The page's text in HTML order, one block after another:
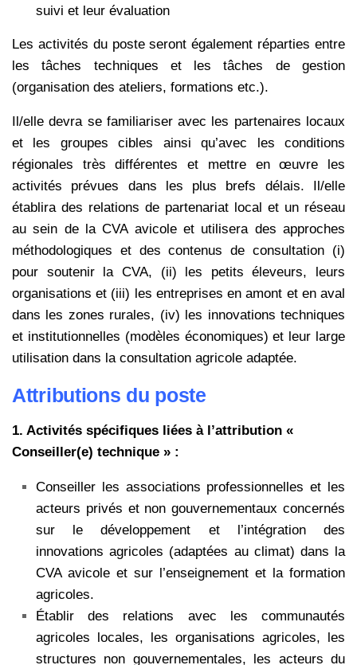
suivi et leur évaluation
Les activités du poste seront également réparties entre
les tâches techniques et les tâches de gestion
(organisation des ateliers, formations etc.).
Il/elle devra se familiariser avec les partenaires locaux
et les groupes cibles ainsi qu’avec les conditions
régionales très différentes et mettre en œuvre les
activités prévues dans les plus brefs délais. Il/elle
établira des relations de partenariat local et un réseau
au sein de la CVA avicole et utilisera des approches
méthodologiques et des contenus de consultation (i)
pour soutenir la CVA, (ii) les petits éleveurs, leurs
organisations et (iii) les entreprises en amont et en aval
dans les zones rurales, (iv) les innovations techniques
et institutionnelles (modèles économiques) et leur large
utilisation dans la consultation agricole adaptée.
Attributions du poste
1. Activités spécifiques liées à l’attribution «
Conseiller(e) technique » :
Conseiller les associations professionnelles et les
acteurs privés et non gouvernementaux concernés
sur le développement et l’intégration des
innovations agricoles (adaptées au climat) dans la
CVA avicole et sur l’enseignement et la formation
agricoles.
Établir des relations avec les communautés
agricoles locales, les organisations agricoles, les
structures non gouvernementales, les acteurs du